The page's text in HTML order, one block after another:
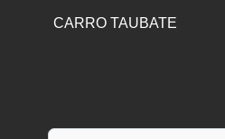
CARRO TAUBATE